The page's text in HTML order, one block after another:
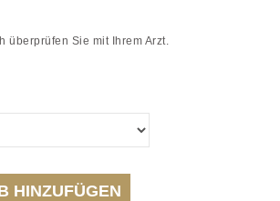
überprüfen Sie mit Ihrem Arzt.
HINZUFÜGEN